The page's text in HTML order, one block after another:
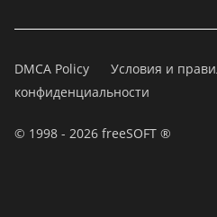
DMCA Policy Условия и
конфиденциальности
© 1998 - 2026 freeSOFT ®